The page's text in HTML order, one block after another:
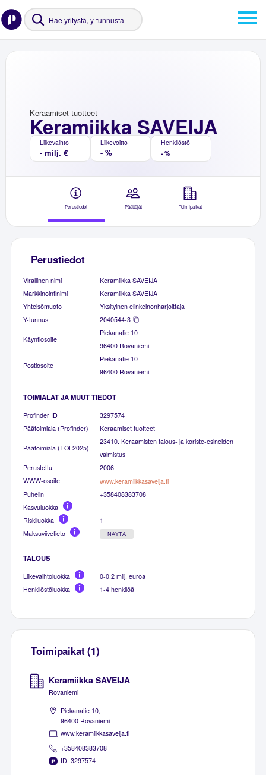
Keramiikka SAVEIJA
Keraamiset tuotteet
Liikevaihto
- milj. €
Liikevoitto
- %
Henkilöstö
- %
Perustiedot Päättäjät Toimipaikat
Perustiedot
Virallinen nimi
Keramiikka SAVEIJA
Markkinointinimi
Keramiikka SAVEIJA
Yhteisömuoto
Yksityinen elinkeinonharjoittaja
Y-tunnus
2040544-3
Käyntiosoite
Piekanatie 10
96400 Rovaniemi
Postiosoite
Piekanatie 10
96400 Rovaniemi
TOIMIALAT JA MUUT TIEDOT
Profinder ID
3297574
Päätoimiala (Profinder)
Keraamiset tuotteet
Päätoimiala (TOL2025)
23410. Keraamisten talous- ja koriste-esineiden
valmistus
Perustettu
2006
WWW-osoite
www.keramiikkasaveija.fi
Puhelin
+358408383708
Kasvuluokka
Riskiluokka
1
Maksuviivetieto
NÄYTÄ
TALOUS
Liikevaihtoluokka
0-0.2 milj. euroa
Henkilöstöluokka
1-4 henkilöä
Toimipaikat (1)
Keramiikka SAVEIJA
Rovaniemi
Piekanatie 10,
96400 Rovaniemi
www.keramiikkasaveija.fi
+358408383708
ID: 3297574